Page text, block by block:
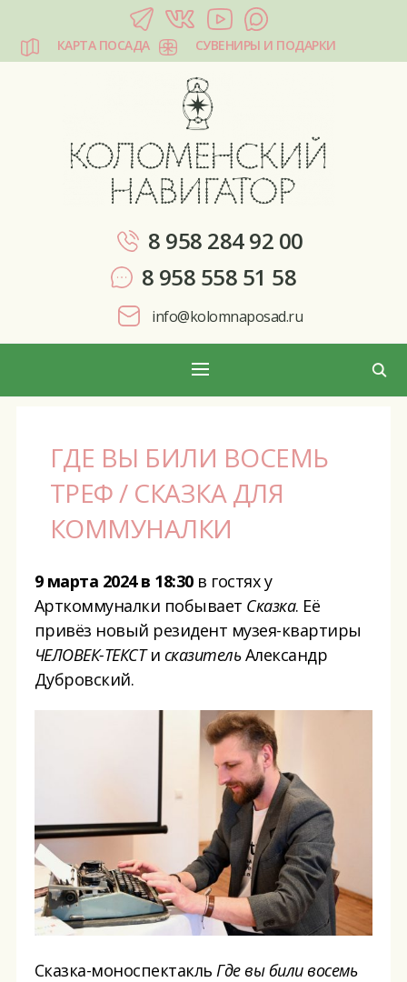
КАРТА ПОСАДА СУВЕНИРЫ И ПОДАРКИ
8 958 284 92 00
8 958 558 51 58
info@kolomnaposad.ru
ГДЕ ВЫ БИЛИ ВОСЕМЬ
ТРЕФ / СКАЗКА ДЛЯ
КОММУНАЛКИ
9марта 2024 в 18:30 в гостях у
Арткоммуналки побывает Сказка. Её
привёз новый резидент музея-квартиры
ЧЕЛОВЕК-ТЕКСТ и сказительАлександр
Дубровский.
Сказка-моноспектакльГде вы били восемь